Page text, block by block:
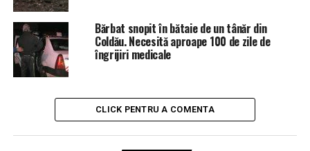
Bărbat snopit în bătaie de un tânăr din
Coldău. Necesită aproape 100 de zile de
îngrijiri medicale
CLICK PENTRU A COMENTA